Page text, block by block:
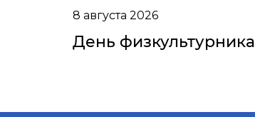
8 августа 2026
День физкультурника